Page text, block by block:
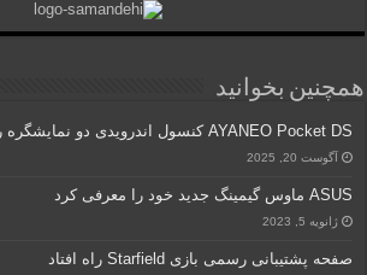
همچنین بخوانید
AYANEO Pocket DS کنسول اندرویدی دو نمایشگره رونمایی شد
آگوست 20, 2025
ASUS ماوس گیمینگ جدید خود را معرفی کرد
ژانویه 5, 2023
صفحه پشتیبانی رسمی بازی Starfield راه افتاد